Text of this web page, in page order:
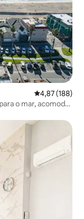
4,87 de uma
4,87 (188)
o mar, acomoda